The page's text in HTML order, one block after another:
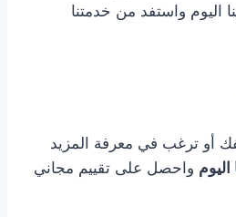
اليوم واستفد من خدمتنا
أو ترغب في معرفة المزيد
واحصل على تقييم مجاني